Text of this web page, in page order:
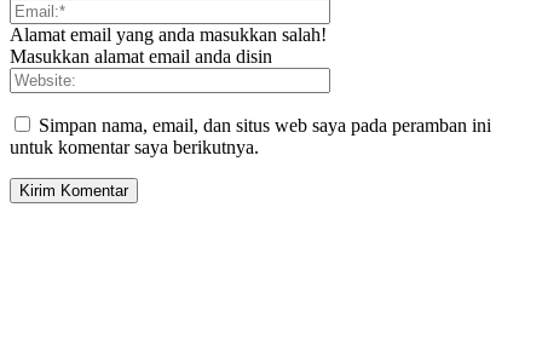
Alamat email yang anda masukkan salah!
Masukkan alamat email anda disin
Simpan nama, email, dan situs web saya pada peramban ini
untuk komentar saya berikutnya.